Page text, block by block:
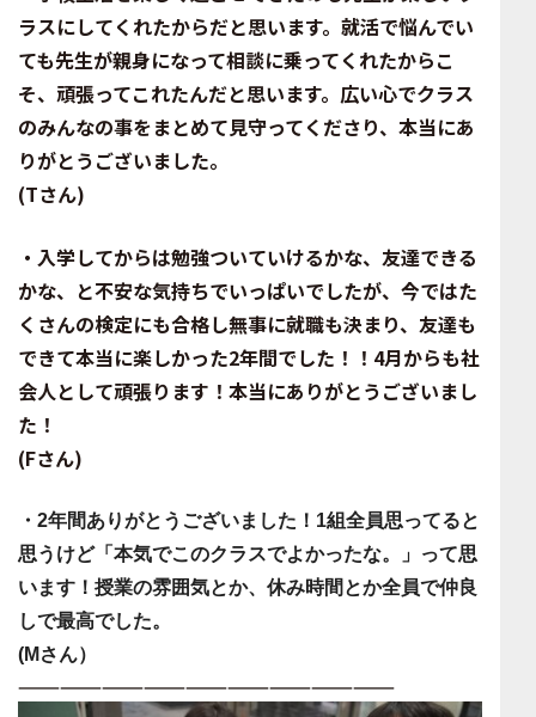
ラスにしてくれたからだと思います。就活で悩んでい
ても先生が親身になって相談に乗ってくれたからこ
そ、 頑張ってこれたんだと思います。広い心でクラス
のみんなの事をまとめて見守ってくださり、本当にあ
りがとうございました。
(Tさん)
・入学してからは勉強ついていけるかな、友達できる
かな、と不安な気持ちでいっぱいでしたが、今ではた
くさんの検定にも合格し無事に就職も決まり、友達も
できて本当に楽しかった2年間でした！！4月からも社
会人として頑張ります！ 本当にありがとうございまし
た！
(Fさん)
・2年間ありがとうございました！1組全員思ってると
思うけど「 本気でこのクラスでよかったな。」 って思
います！ 授業の雰囲気とか、休み時間とか全員で仲良
しで最高でした。
(Mさん）
———————————————————————————